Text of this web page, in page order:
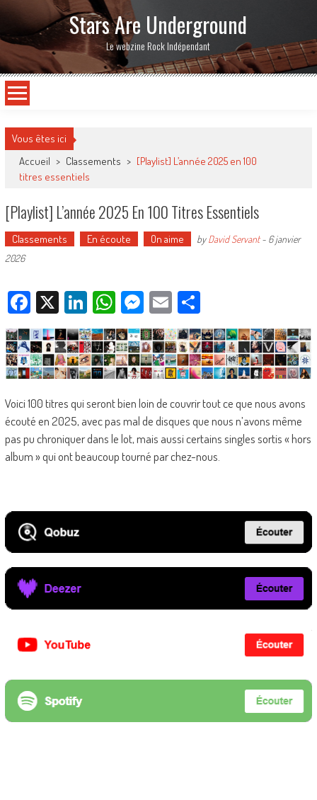
Stars Are Underground
Le webzine Rock Indépendant
Vous êtes ici
Accueil > Classements > [Playlist] L’année 2025 en 100
titres essentiels
[Playlist] L’année 2025 En 100 Titres Essentiels
Classements En écoute On aime byDavid Servant- 6 janvier
2026
Facebook
X LinkedIn
WhatsApp
Messenger
EmailPartager
Voici 100 titres qui seront bien loin de couvrir tout ce que nous avons
écouté en 2025, avec pas mal de disques que nous n’avons même
pas pu chroniquer dans le lot, mais aussi certains singles sortis « hors
album » qui ont beaucoup tourné par chez-nous.